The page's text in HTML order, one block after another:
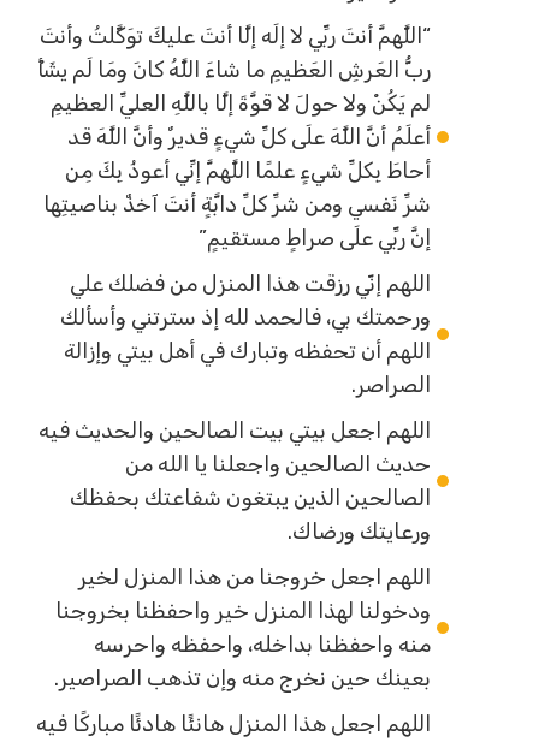
“اللَّهمَّ أنتَ ربِّي لا إلَه إلَّا أنتَ عليكَ توَكَّلتُ وأنتَ
ربُّ العَرشِ العَظيمِ ما شاءَ اللَّهُ كانَ ومَا لَم يشَأْ
لم يَكُنْ ولا حولَ لا قوَّةَ إلَّا باللَّهِ العليِّ العظيمِ
أعلَمُ أنَّ اللَّهَ علَى كلِّ شيءٍ قديرٌ وأنَّ اللَّهَ قد
أحاطَ بِكلِّ شيءٍ علمًا اللَّهمَّ إنِّي أعوذُ بِكَ مِن
شرِّ نَفسي ومن شرِّ كلِّ دابَّةٍ أنتَ آخذٌ بناصيتِها
إنَّ ربِّي علَى صراطٍ مستقيمٍ”
اللهم إنّي رزقت هذا المنزل من فضلك علي
ورحمتك بي، فالحمد لله إذ سترتني وأسألك
اللهم أن تحفظه وتبارك في أهل بيتي وإزالة
الصراصر.
اللهم اجعل بيتي بيت الصالحين والحديث فيه
حديث الصالحين واجعلنا يا الله من
الصالحين الذين يبتغون شفاعتك بحفظك
ورعايتك ورضاك.
اللهم اجعل خروجنا من هذا المنزل لخير
ودخولنا لهذا المنزل خير واحفظنا بخروجنا
منه واحفظنا بداخله، واحفظه واحرسه
بعينك حين نخرج منه وإن تذهب الصراصير.
اللهم اجعل هذا المنزل هانئًا هادئًا مباركًا فيه